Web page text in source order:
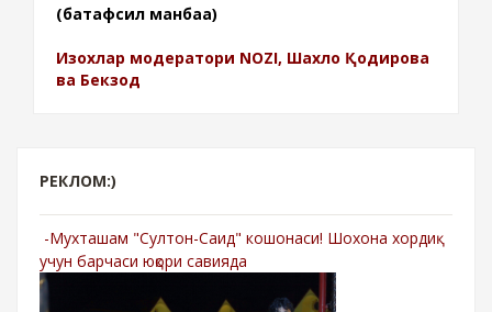
(батафсил манбаа)
Изохлар модератори NOZI, Шахло Қодирова
ва Бекзод
РЕКЛОМ:)
-Мухташам "Султон-Саид" кошонаси! Шохона хордиқ
учун барчаси юқори савияда